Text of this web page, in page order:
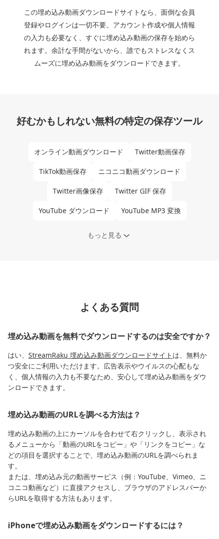
この埋め込み動画ダウンロードサイトなら、面倒な会員
登録やログインは一切不要。アカウント作成や個人情報
の入力も必要なく、すぐに埋め込み動画の保存を始めら
れます。余計な手間がないから、誰でもストレスなくス
ムーズに埋め込み動画をダウンロードできます。
好むかもしれない無料の特定の保存ツール
オンライン動画ダウンロード Twitter動画保存
TikTok動画保存 ニコニコ動画ダウンロード
Twitter画像保存 Twitter GIF 保存
YouTube ダウンロード YouTube MP3 変換
もっと見る
よくある質問
埋め込み動画を無料でダウンロードするのは安全ですか？
はい、 StreamRaku 埋め込み動画ダウンロードサイト は、無料か
つ安全にご利用いただけます。広告表示やウイルスの心配もな
く、個人情報の入力も不要なため、安心して埋め込み動画をダウ
ンロードできます。
埋め込み動画のURLを調べる方法は？
埋め込み動画の上にカーソルを合わせて右クリックし、表示され
るメニューから「動画のURLをコピー」や「リンクをコピー」な
どの項目を選択することで、埋め込み動画のURLを調べられま
す。
または、埋め込み元の動画サービス（例：YouTube、Vimeo、ニ
コニコ動画など）に直接アクセスし、ブラウザのアドレスバーか
らURLを取得する方法もあります。
iPhoneで埋め込み動画をダウンロードするには？